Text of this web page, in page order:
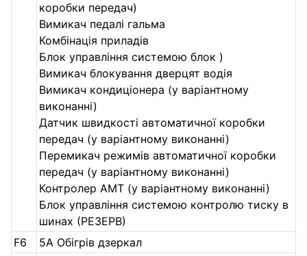
коробки передач)
Вимикач педалі гальма
Комбінація приладів
Блок управління системою блок )
Вимикач блокування дверцят водія
Вимикач кондиціонера (у варіантному
виконанні)
Датчик швидкості автоматичної коробки
передач (у варіантному виконанні)
Перемикач режимів автоматичної коробки
передач (у варіантному виконанні)
Контролер АМТ (у варіантному виконанні)
Блок управління системою контролю тиску в
шинах (РЕЗЕРВ)
F6
5A Обігрів дзеркал